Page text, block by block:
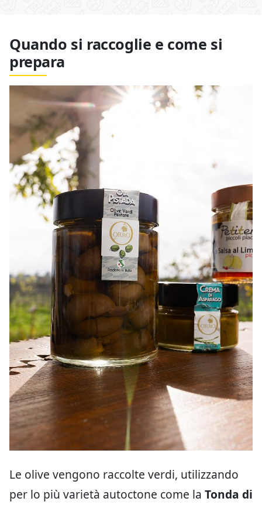
Quando si raccoglie e come si
prepara
Le olive vengono raccolte verdi, utilizzando
per lo più varietà autoctone come la Tonda di